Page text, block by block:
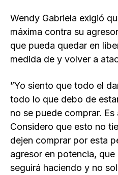
Wendy Gabriela exigió
máxima contra su
que pueda quedar en
medida de y volver a
”Yo siento que todo el
todo lo que debo de
no se puede comprar.
Considero que esto no
dejen comprar por esta
agresor en potencia,
seguirá haciendo y no